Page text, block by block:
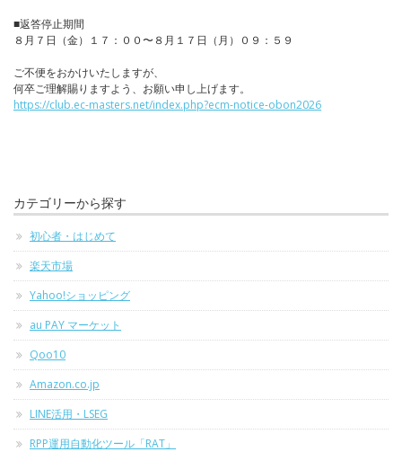
■返答停止期間
８月７日（金）１７：００〜８月１７日（月）０９：５９
ご不便をおかけいたしますが、
何卒ご理解賜りますよう、お願い申し上げます。
https://club.ec-masters.net/index.php?ecm-notice-obon2026
カテゴリーから探す
初心者・はじめて
楽天市場
Yahoo!ショッピング
au PAY マーケット
Qoo10
Amazon.co.jp
LINE活用・LSEG
RPP運用自動化ツール「RAT」